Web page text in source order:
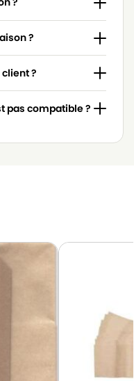
?
?
pas compatible ?